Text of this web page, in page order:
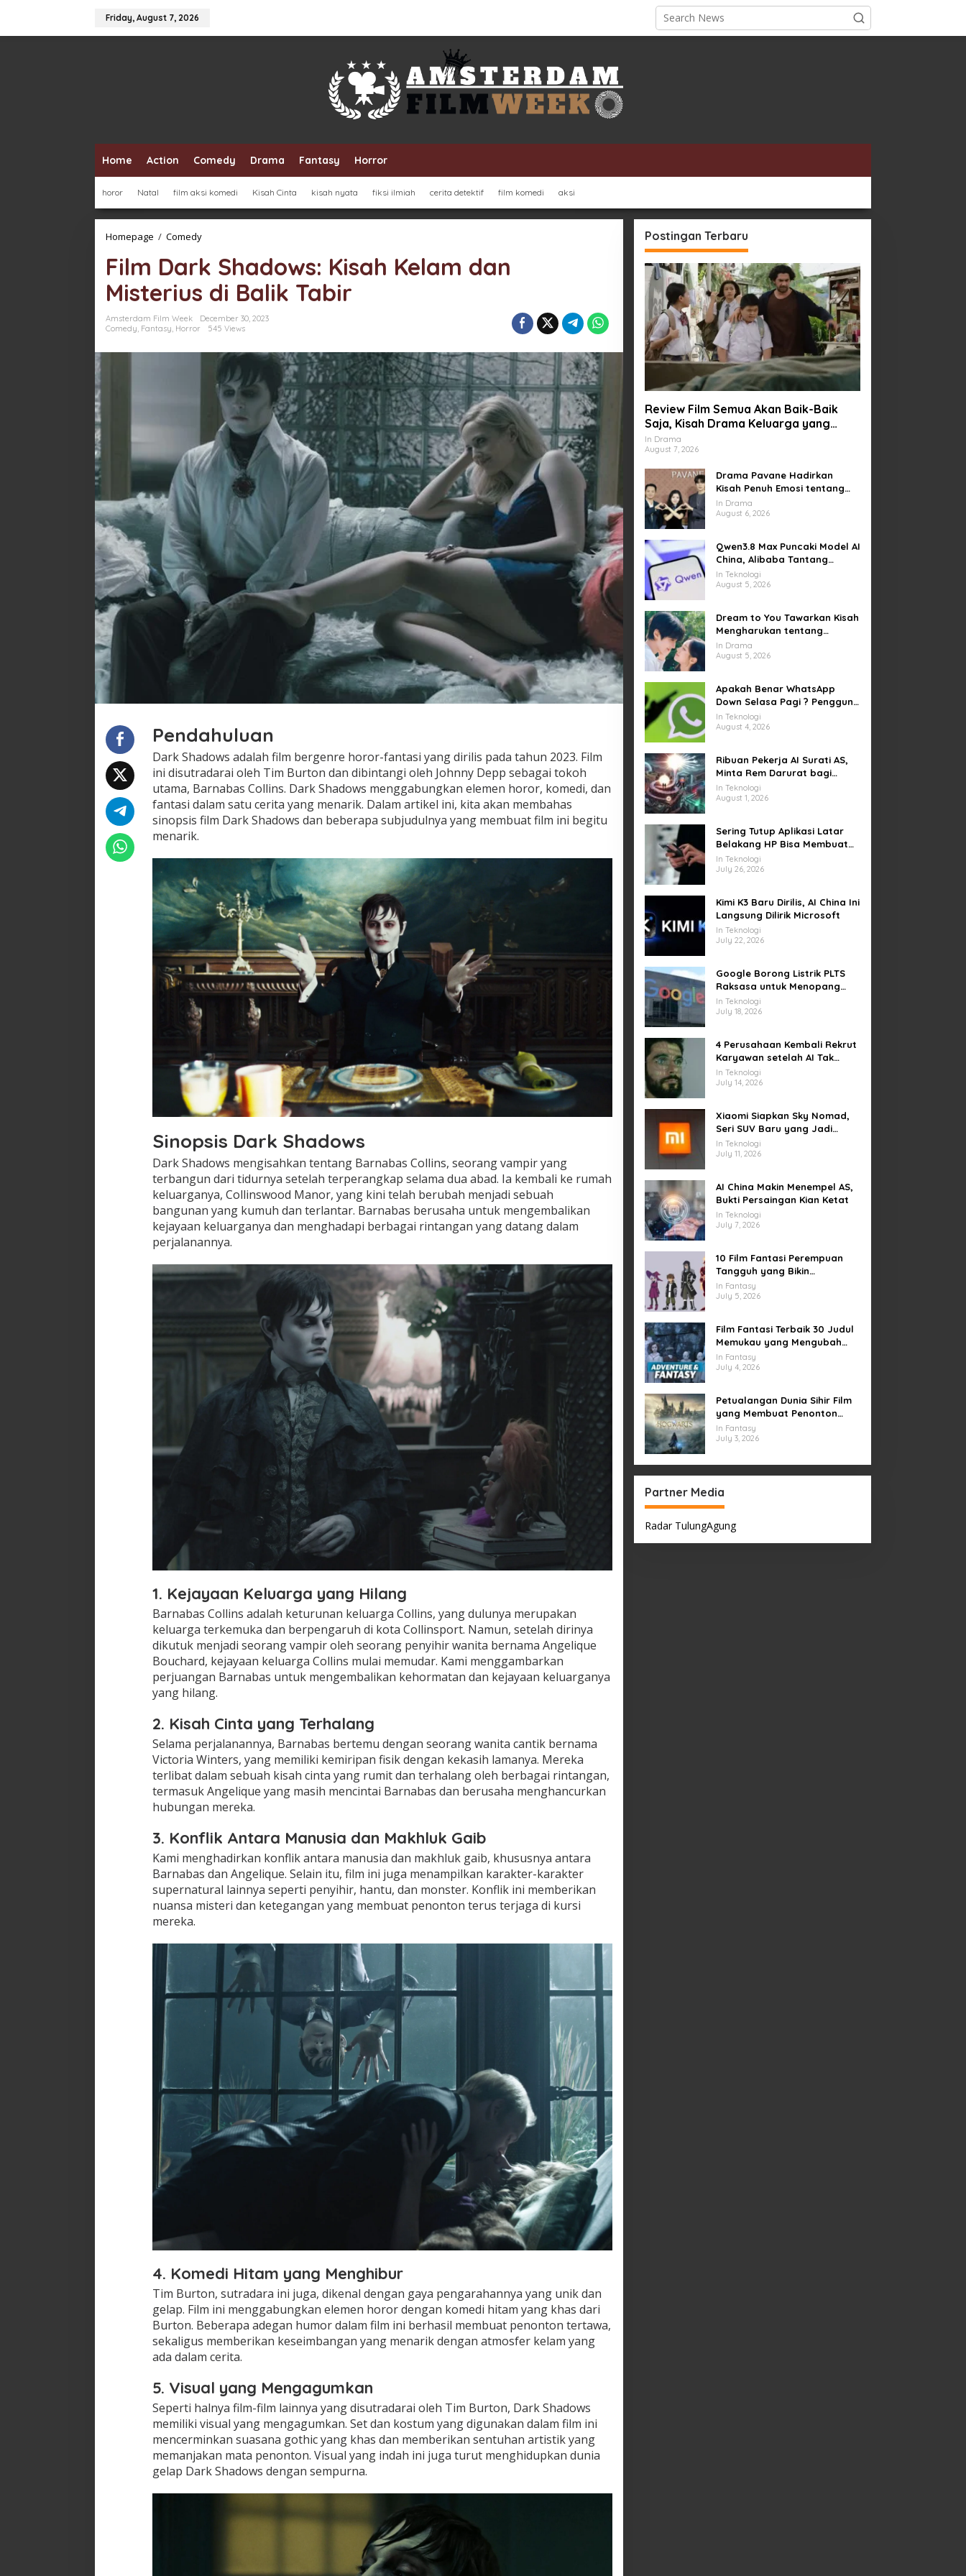
Friday, August 7, 2026
Home Action Comedy Drama Fantasy Horror
horor Natal film aksi komedi Kisah Cinta kisah nyata fiksi ilmiah cerita detektif film komedi aksi
Homepage / ComedyFilm
Shadows:
Kisah
Kelam
dan
Misterius
di
Tabir
Film Dark Shadows: Kisah Kelam dan
Misterius di Balik Tabir
Amsterdam Film Week
December 30, 2023
Comedy, Fantasy, Horror 545 Views
Pendahuluan
Dark Shadows adalah film bergenre horor-fantasi yang dirilis pada tahun 2023. Film
ini disutradarai oleh Tim Burton dan dibintangi oleh Johnny Depp sebagai tokoh
utama, Barnabas Collins. Dark Shadows menggabungkan elemen horor, komedi, dan
fantasi dalam satu cerita yang menarik. Dalam artikel ini, kita akan membahas
sinopsis film Dark Shadows dan beberapa subjudulnya yang membuat film ini begitu
menarik.
Sinopsis Dark Shadows
Dark Shadows mengisahkan tentang Barnabas Collins, seorang vampir yang
terbangun dari tidurnya setelah terperangkap selama dua abad. Ia kembali ke rumah
keluarganya, Collinswood Manor, yang kini telah berubah menjadi sebuah
bangunan yang kumuh dan terlantar. Barnabas berusaha untuk mengembalikan
kejayaan keluarganya dan menghadapi berbagai rintangan yang datang dalam
perjalanannya.
1. Kejayaan Keluarga yang Hilang
Barnabas Collins adalah keturunan keluarga Collins, yang dulunya merupakan
keluarga terkemuka dan berpengaruh di kota Collinsport. Namun, setelah dirinya
dikutuk menjadi seorang vampir oleh seorang penyihir wanita bernama Angelique
Bouchard, kejayaan keluarga Collins mulai memudar. Kami menggambarkan
perjuangan Barnabas untuk mengembalikan kehormatan dan kejayaan keluarganya
yang hilang.
2. Kisah Cinta yang Terhalang
Selama perjalanannya, Barnabas bertemu dengan seorang wanita cantik bernama
Victoria Winters, yang memiliki kemiripan fisik dengan kekasih lamanya. Mereka
terlibat dalam sebuah kisah cinta yang rumit dan terhalang oleh berbagai rintangan,
termasuk Angelique yang masih mencintai Barnabas dan berusaha menghancurkan
hubungan mereka.
3. Konflik Antara Manusia dan Makhluk Gaib
Kami menghadirkan konflik antara manusia dan makhluk gaib, khususnya antara
Barnabas dan Angelique. Selain itu, film ini juga menampilkan karakter-karakter
supernatural lainnya seperti penyihir, hantu, dan monster. Konflik ini memberikan
nuansa misteri dan ketegangan yang membuat penonton terus terjaga di kursi
mereka.
4. Komedi Hitam yang Menghibur
Tim Burton, sutradara ini juga, dikenal dengan gaya pengarahannya yang unik dan
gelap. Film ini menggabungkan elemen horor dengan komedi hitam yang khas dari
Burton. Beberapa adegan humor dalam film ini berhasil membuat penonton tertawa,
sekaligus memberikan keseimbangan yang menarik dengan atmosfer kelam yang
ada dalam cerita.
5. Visual yang Mengagumkan
Seperti halnya film-film lainnya yang disutradarai oleh Tim Burton, Dark Shadows
memiliki visual yang mengagumkan. Set dan kostum yang digunakan dalam film ini
mencerminkan suasana gothic yang khas dan memberikan sentuhan artistik yang
memanjakan mata penonton. Visual yang indah ini juga turut menghidupkan dunia
gelap Dark Shadows dengan sempurna.
Postingan Terbaru
Review Film Semua Akan Baik-Baik
Saja, Kisah Drama Keluarga yang
Sarat Makna tentang Kehilangan dan
Harapan
In Drama
August 7, 2026
Drama Pavane Hadirkan
Kisah Penuh Emosi tentang
Cinta, Penyesalan, dan
Kesempatan Memulai Kembali
In Drama
August 6, 2026
Qwen3.8 Max Puncaki Model AI
China, Alibaba Tantang
Pemain Global
In Teknologi
August 5, 2026
Dream to You Tawarkan Kisah
Mengharukan tentang
Perjuangan Meraih Mimpi
yang Sempat Tertunda
In Drama
August 5, 2026
Apakah Benar WhatsApp
Down Selasa Pagi ? Pengguna
Kesulitan Kirim Gambar dan
Video di Sejumlah Wilayah
In Teknologi
August 4, 2026
Ribuan Pekerja AI Surati AS,
Minta Rem Darurat bagi
Teknologi Canggih
In Teknologi
August 1, 2026
Sering Tutup Aplikasi Latar
Belakang HP Bisa Membuat
Baterai Lebih Boros
In Teknologi
July 26, 2026
Kimi K3 Baru Dirilis, AI China Ini
Langsung Dilirik Microsoft
In Teknologi
July 22, 2026
Google Borong Listrik PLTS
Raksasa untuk Menopang
Pusat Data dan AI
In Teknologi
July 18, 2026
4 Perusahaan Kembali Rekrut
Karyawan setelah AI Tak
Penuhi Harapan
In Teknologi
July 14, 2026
Xiaomi Siapkan Sky Nomad,
Seri SUV Baru yang Jadi
Sorotan Otomotif Dunia
In Teknologi
July 11, 2026
AI China Makin Menempel AS,
Bukti Persaingan Kian Ketat
In Teknologi
July 7, 2026
10 Film Fantasi Perempuan
Tangguh yang Bikin
Terinspirasi, Termasuk Damsel
In Fantasy
July 5, 2026
Film Fantasi Terbaik 30 Judul
Memukau yang Mengubah
Imajinasi
In Fantasy
July 4, 2026
Petualangan Dunia Sihir Film
yang Membuat Penonton
Terpukau Selamanya
In Fantasy
July 3, 2026
Partner Media
Radar TulungAgung